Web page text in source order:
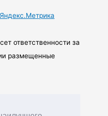
ответственности за
размещенные